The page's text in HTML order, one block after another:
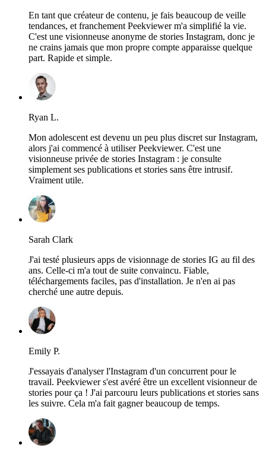
En tant que créateur de contenu, je fais beaucoup de veille
tendances, et franchement Peekviewer m'a simplifié la vie.
C'est une visionneuse anonyme de stories Instagram, donc je
ne crains jamais que mon propre compte apparaisse quelque
part. Rapide et simple.
Ryan L.
Mon adolescent est devenu un peu plus discret sur Instagram,
alors j'ai commencé à utiliser Peekviewer. C'est une
visionneuse privée de stories Instagram : je consulte
simplement ses publications et stories sans être intrusif.
Vraiment utile.
Sarah Clark
J'ai testé plusieurs apps de visionnage de stories IG au fil des
ans. Celle-ci m'a tout de suite convaincu. Fiable,
téléchargements faciles, pas d'installation. Je n'en ai pas
cherché une autre depuis.
Emily P.
J'essayais d'analyser l'Instagram d'un concurrent pour le
travail. Peekviewer s'est avéré être un excellent visionneur de
stories pour ça ! J'ai parcouru leurs publications et stories sans
les suivre. Cela m'a fait gagner beaucoup de temps.